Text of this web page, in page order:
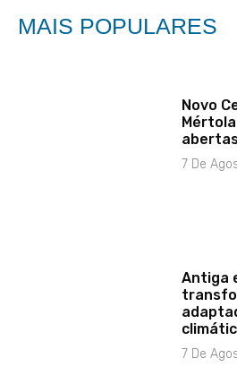
MAIS POPULARES
Novo
7 De
Antiga
7 De